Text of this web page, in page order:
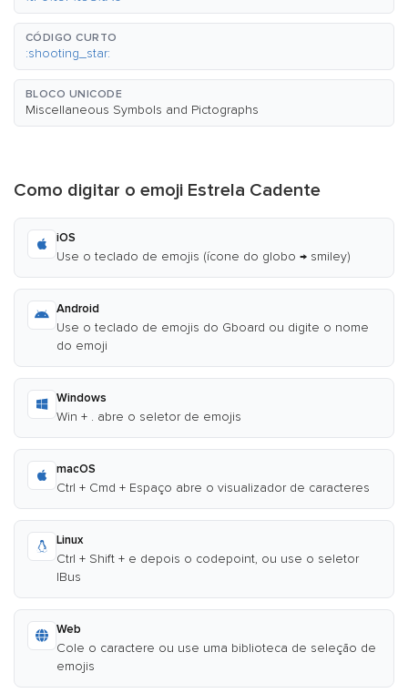
CÓDIGO CURTO
:shooting_star:
BLOCO UNICODE
Miscellaneous Symbols and Pictographs
Como digitar o emoji Estrela Cadente
iOS
Use o teclado de emojis (ícone do globo → smiley)
Android
Use o teclado de emojis do Gboard ou digite o nome
do emoji
Windows
Win + . abre o seletor de emojis
macOS
Ctrl + Cmd + Espaço abre o visualizador de caracteres
Linux
Ctrl + Shift + e depois o codepoint, ou use o seletor
IBus
Web
Cole o caractere ou use uma biblioteca de seleção de
emojis